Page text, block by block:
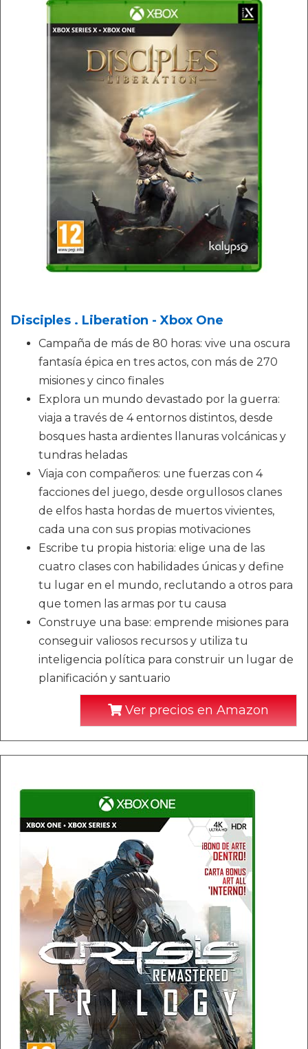
Disciples . Liberation - Xbox One
Campaña de más de 80 horas: vive una oscura
fantasía épica en tres actos, con más de 270
misiones y cinco finales
Explora un mundo devastado por la guerra:
viaja a través de 4 entornos distintos, desde
bosques hasta ardientes llanuras volcánicas y
tundras heladas
Viaja con compañeros: une fuerzas con 4
facciones del juego, desde orgullosos clanes
de elfos hasta hordas de muertos vivientes,
cada una con sus propias motivaciones
Escribe tu propia historia: elige una de las
cuatro clases con habilidades únicas y define
tu lugar en el mundo, reclutando a otros para
que tomen las armas por tu causa
Construye una base: emprende misiones para
conseguir valiosos recursos y utiliza tu
inteligencia política para construir un lugar de
planificación y santuario
Ver precios en Amazon